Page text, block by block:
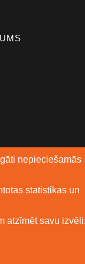
nepieciešamās
statistikas un
atzīmēt savu